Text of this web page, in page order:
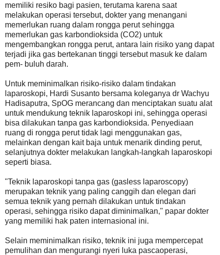
memiliki resiko bagi pasien, terutama karena saat
melakukan operasi tersebut, dokter yang menangani
memerlukan ruang dalam rongga perut sehingga
memerlukan gas karbondioksida (CO2) untuk
mengembangkan rongga perut, antara lain risiko yang dapat
terjadi jika gas bertekanan tinggi tersebut masuk ke dalam
pem- buluh darah.
Untuk meminimalkan risiko-risiko dalam tindakan
laparoskopi, Hardi Susanto bersama koleganya dr Wachyu
Hadisaputra, SpOG merancang dan menciptakan suatu alat
untuk mendukung teknik laparoskopi ini, sehingga operasi
bisa dilakukan tanpa gas karbondioksida. Penyediaan
ruang di rongga perut tidak lagi menggunakan gas,
melainkan dengan kait baja untuk menarik dinding perut,
selanjutnya dokter melakukan langkah-langkah laparoskopi
seperti biasa.
"Teknik laparoskopi tanpa gas (gasless laparoscopy)
merupakan teknik yang paling canggih dan elegan dari
semua teknik yang pernah dilakukan untuk tindakan
operasi, sehingga risiko dapat diminimalkan," papar dokter
yang memiliki hak paten internasional ini.
Selain meminimalkan risiko, teknik ini juga mempercepat
pemulihan dan mengurangi nyeri luka pascaoperasi,